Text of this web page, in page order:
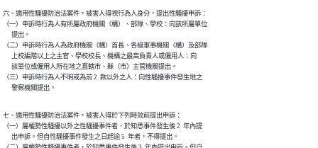
六、適用性騷擾防治法案件，被害人得視行為人身分，提出性騷擾申訴：
（一）申訴時行為人有所屬政府機關（構）、部隊、學校：向該所屬單位
      提出。
（二）申訴時行為人為政府機關（構）首長、各級軍事機關（構）及部隊
      上校編階以上之主官、學校校長、機構之最高負責人或僱用人：向
      該單位或僱用人所在地之直轄市、縣（市）主管機關提出。
（三）申訴時行為人不明或為前 2  款以外之人：向性騷擾事件發生地之
      警察機關提出。
七、適用性騷擾防治法案件，被害人得於下列時效前提出申訴：
（一）屬權勢性騷擾以外之性騷擾事件者，於知悉事件發生後 2  年內提
      出申訴。但自性騷擾事件發生之日起逾 5  年者，不得提出。